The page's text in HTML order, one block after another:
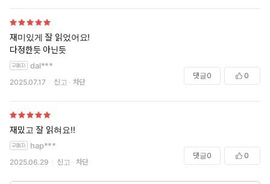
재미있게 잘 읽었어요!
다정한듯 아닌듯
dal***
2025.07.17 신고 차단
댓글0 0
재밌고 잘 읽혀요!!
hap***
2025.06.29 신고 차단
댓글0 0